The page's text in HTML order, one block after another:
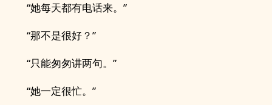
“她每天都有电话来。”
“那不是很好？”
“只能匆匆讲两句。”
“她一定很忙。”